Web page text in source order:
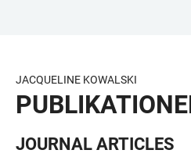
BARRIEREFREIHEIT
JACQUELINE KOWALSKI
JOURNAL ARTICLES